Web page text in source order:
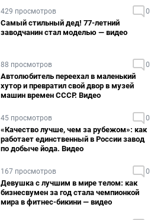
429 просмотров 0
Самый стильный дед! 77-летний
заводчанин стал моделью — видео
88 просмотров 0
Автолюбитель переехал в маленький
хутор и превратил свой двор в музей
машин времен СССР. Видео
45 просмотров 0
«Качество лучше, чем за рубежом»: как
работает единственный в России завод
по добыче йода. Видео
167 просмотров 0
Девушка с лучшим в мире телом: как
бизнесвумен за год стала чемпионкой
мира в фитнес-бикини — видео